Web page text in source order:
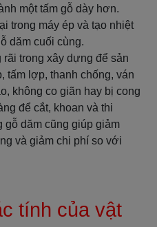
một tấm gỗ dày hơn.
trong máy ép và tạo nhiệt
dăm cuối cùng.
trong xây dựng để sản
tấm lợp, thanh chống, ván
không co giãn hay bị cong
để cắt, khoan và thi
gỗ dăm cũng giúp giảm
và giảm chi phí so với
tính của vật